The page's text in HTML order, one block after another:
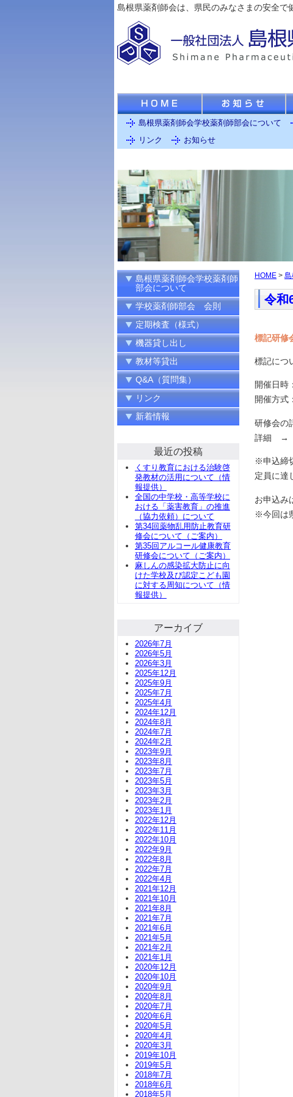
島根県薬剤師会は、県民のみなさまの安全で
島根県薬剤師会学校薬剤師部会について
リンク
お知らせ
HOME >
令和
標記研修
標記につ
開催日
開催方式
研修会の
詳細 →
※申込締
定員に達
お申込み
※今回は
島根県薬剤師会学校薬剤師
部会について
学校薬剤師部会 会則
定期検査（様式）
機器貸し出し
教材等貸出
Q&A（質問集）
リンク
新着情報
最近の投稿
くすり教育における治験啓
発教材の活用について（情
報提供）
全国の中学校・高等学校に
おける「薬害教育」の推進
（協力依頼）について
第34回薬物乱用防止教育研
修会について（ご案内）
第35回アルコール健康教育
研修会について（ご案内）
麻しんの感染拡大防止に向
けた学校及び認定こども園
に対する周知について（情
報提供）
アーカイブ
2026年7月
2026年5月
2026年3月
2025年12月
2025年9月
2025年7月
2025年4月
2024年12月
2024年8月
2024年7月
2024年2月
2023年9月
2023年8月
2023年7月
2023年5月
2023年3月
2023年2月
2023年1月
2022年12月
2022年11月
2022年10月
2022年9月
2022年8月
2022年7月
2022年4月
2021年12月
2021年10月
2021年8月
2021年7月
2021年6月
2021年5月
2021年2月
2021年1月
2020年12月
2020年10月
2020年9月
2020年8月
2020年7月
2020年6月
2020年5月
2020年4月
2020年3月
2019年10月
2019年5月
2018年7月
2018年6月
2018年5月